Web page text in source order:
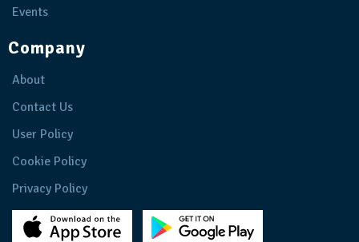
Events
Company
About
Contact Us
User Policy
Cookie Policy
Privacy Policy